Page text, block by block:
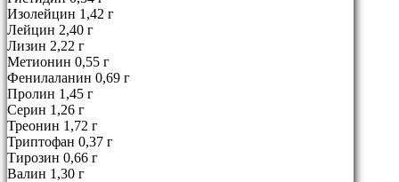
Изолейцин 1,42 г
Лейцин 2,40 г
Лизин 2,22 г
Метионин 0,55 г
Фенилаланин 0,69 г
Пролин 1,45 г
Серин 1,26 г
Треонин 1,72 г
Триптофан 0,37 г
Тирозин 0,66 г
Валин 1,30 г